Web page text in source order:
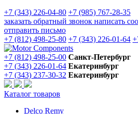
+7 (343) 226-04-80 +7 (985) 767-28-35
заказать обратный звонок написать
отправить письмо
+7 (812) 498-25-80 +7 (343) 226-01-64
+7 (812) 498-25-00 Санкт-Петербург
+7 (343) 226-01-64 Екатеринбург
+7 (343) 237-30-32 Екатеринбург
Каталог товаров
Delco Remy